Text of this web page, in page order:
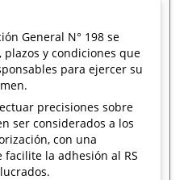
General N° 198 se
y condiciones que
para ejercer su
precisiones sobre
ser considerados a los
con una
la adhesión al RS